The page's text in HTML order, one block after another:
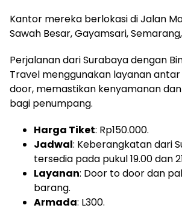
Kantor mereka berlokasi di Jalan
Sawah Besar, Gayamsari,
Perjalanan dari Surabaya dengan
Travel menggunakan layanan
door, memastikan kenyamanan
bagi penumpang.
Harga Tiket: Rp150.000.
Jadwal: Keberangkatan dari
tersedia pada pukul 19.00 dan
Layanan: Door to door dan
barang.
Armada: L300.